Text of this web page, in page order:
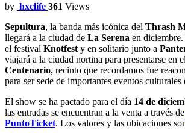
by hxclife 361 Views
Sepultura, la banda más icónica del Thrash
llegará a la ciudad de La Serena en diciembre.
el festival Knotfest y en solitario junto a
viajará a la ciudad nortina para presentarse en el
Centenario, recinto que recordamos fue
para ser sede de importantes eventos culturales
El show se ha pactado para el día 14 de
las entradas se encuentran a la venta a través de
PuntoTicket. Los valores y las ubicaciones